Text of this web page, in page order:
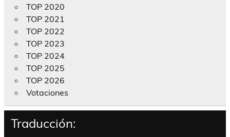
TOP 2020
TOP 2021
TOP 2022
TOP 2023
TOP 2024
TOP 2025
TOP 2026
Votaciones
Traducción: